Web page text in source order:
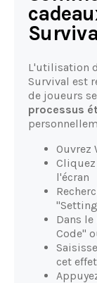
L'utilisation
Survival est
de joueurs
processus
Ouvrez
Cliquez
l'écran
Dans
Code"
cet effet